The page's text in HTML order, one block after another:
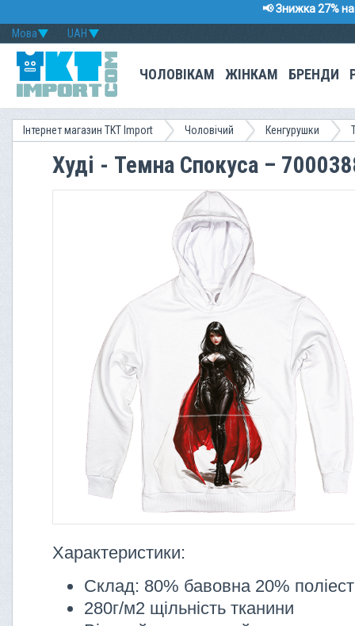
📢 Знижка 27%
UAH
Мова
ЧОЛОВІКАМ ЖІНКАМ БРЕНДИ
Інтернет магазин TKT Import Чоловічий Кенгурушки
Худі - Темна Спокуса –
Характеристики:
Склад: 80% бавовна 20%
280г/м2 щільність тканини